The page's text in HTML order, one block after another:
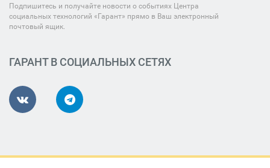
Подпишитесь и получайте новости о событиях Центра
социальных технологий «Гарант» прямо в Ваш электронный
почтовый ящик.
ГАРАНТ В СОЦИАЛЬНЫХ СЕТЯХ